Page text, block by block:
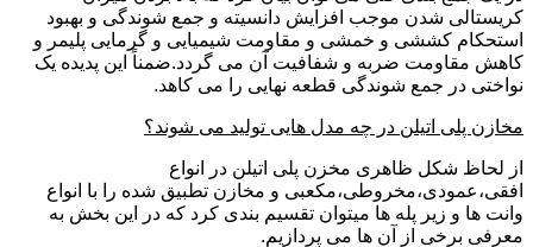
کریستالی شدن موجب افزایش دانسیته و جمع شوندگی و بهبود
استحکام کششی و خمشی و مقاومت شیمیایی و گرمایی پلیمر و
کاهش مقاومت ضربه و شفافیت آن می گردد.ضمناً این پدیده یک
نواختی در جمع شوندگی قطعه نهایی را می کاهد.
مخازن پلی اتیلن در چه مدل هایی تولید می شوند؟
از لحاظ شکل ظاهری مخزن پلی اتیلن در انواع
افقی،عمودی،مخروطی،مکعبی و مخازن تطبیق شده را با انواع
وانت ها و زیر پله ها میتوان تقسیم بندی کرد که در این بخش به
معرفی برخی از آن ها می پردازیم.